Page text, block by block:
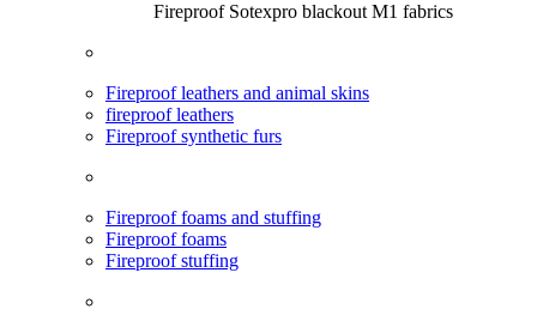
Fireproof Sotexpro blackout M1 fabrics
Fireproof leathers and animal skins
fireproof leathers
Fireproof synthetic furs
Fireproof foams and stuffing
Fireproof foams
Fireproof stuffing